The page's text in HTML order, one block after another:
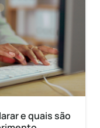
e quais são